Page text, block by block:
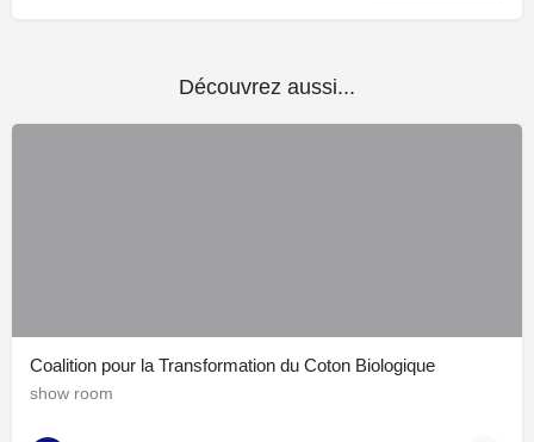
Découvrez aussi...
Coalition pour la Transformation du Coton Biologique
show room